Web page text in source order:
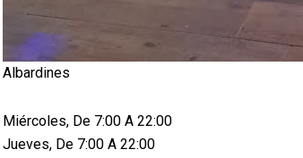
Albardines
Miércoles, De 7:00 A 22:00
Jueves, De 7:00 A 22:00